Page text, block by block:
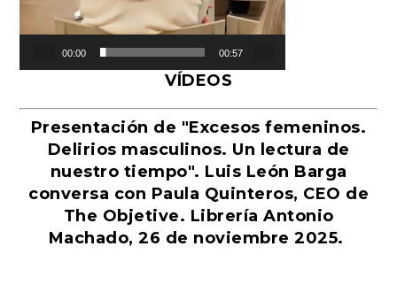
00:00 00:57
VÍDEOS
Presentación de "Excesos femeninos.
Delirios masculinos. Un lectura de
nuestro tiempo". Luis León Barga
conversa con Paula Quinteros, CEO de
The Objetive. Librería Antonio
Machado, 26 de noviembre 2025.